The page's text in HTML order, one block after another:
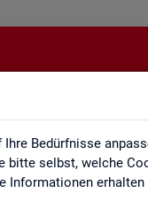
Bedürfnisse
bitte selbst, welche
Informationen erhalten